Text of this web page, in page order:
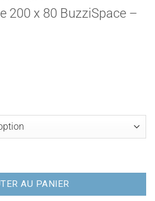
200 x 80 BuzziSpace –
200 x 80 BuzziSpace -
AU PANIER